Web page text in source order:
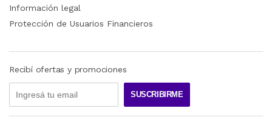
Información legal
Protección de Usuarios Financieros
Recibí ofertas y promociones
SUSCRIBIRME